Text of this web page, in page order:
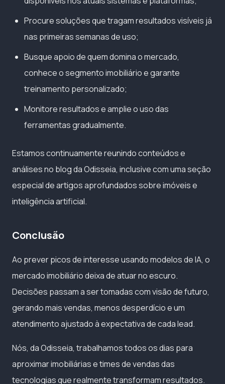
Procure soluções que tragam resultados visíveis já
nas primeiras semanas de uso;
Busque apoio de quem domina o mercado,
conhece o segmento imobiliário e garante
treinamento personalizado;
Monitore resultados e amplie o uso das
ferramentas gradualmente.
Estamos continuamente reunindo conteúdos e
análises no blog da Odisseia, inclusive com uma seção
especial de artigos aprofundados sobre imóveis e
inteligência artificial.
Conclusão
Ao prever picos de interesse usando modelos de IA, o
mercado imobiliário deixa de atuar no escuro.
Decisões passam a ser tomadas com visão de futuro,
gerando mais vendas, menos desperdício e um
atendimento ajustado à expectativa de cada lead.
Nós, da Odisseia, trabalhamos todos os dias para
aproximar imobiliárias e times de vendas das
tecnologias que realmente transformam resultados.